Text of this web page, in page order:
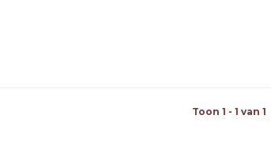
Toon 1 - 1 van 1